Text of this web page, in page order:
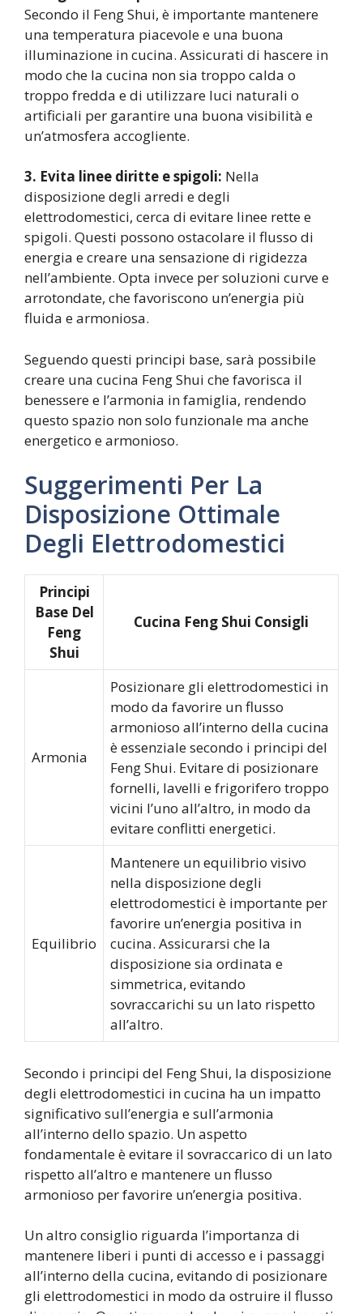
Secondo il Feng Shui, è importante mantenere
una temperatura piacevole e una buona
illuminazione in cucina. Assicurati di hascere in
modo che la cucina non sia troppo calda o
troppo fredda e di utilizzare luci naturali o
artificiali per garantire una buona visibilità e
un’atmosfera accogliente.
3. Evita linee diritte e spigoli: Nella
disposizione degli arredi e degli
elettrodomestici, cerca di evitare linee rette e
spigoli. Questi possono ostacolare il flusso di
energia e creare una sensazione di rigidezza
nell’ambiente. Opta invece per soluzioni curve e
arrotondate, che favoriscono un’energia più
fluida e armoniosa.
Seguendo questi principi base, sarà possibile
creare una cucina Feng Shui che favorisca il
benessere e l’armonia in famiglia, rendendo
questo spazio non solo funzionale ma anche
energetico e armonioso.
Suggerimenti Per La
Disposizione Ottimale
Degli Elettrodomestici
Principi
Base Del
Feng
Shui
Cucina Feng Shui Consigli
Armonia
Posizionare gli elettrodomestici in
modo da favorire un flusso
armonioso all’interno della cucina
è essenziale secondo i principi del
Feng Shui. Evitare di posizionare
fornelli, lavelli e frigorifero troppo
vicini l’uno all’altro, in modo da
evitare conflitti energetici.
Equilibrio
Mantenere un equilibrio visivo
nella disposizione degli
elettrodomestici è importante per
favorire un’energia positiva in
cucina. Assicurarsi che la
disposizione sia ordinata e
simmetrica, evitando
sovraccarichi su un lato rispetto
all’altro.
Secondo i principi del Feng Shui, la disposizione
degli elettrodomestici in cucina ha un impatto
significativo sull’energia e sull’armonia
all’interno dello spazio. Un aspetto
fondamentale è evitare il sovraccarico di un lato
rispetto all’altro e mantenere un flusso
armonioso per favorire un’energia positiva.
Un altro consiglio riguarda l’importanza di
mantenere liberi i punti di accesso e i passaggi
all’interno della cucina, evitando di posizionare
gli elettrodomestici in modo da ostruire il flusso